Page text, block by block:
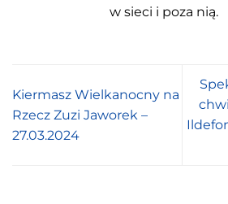
w sieci i poza nią.
Kiermasz Wielkanocny na
Rzecz Zuzi Jaworek –
27.03.2024